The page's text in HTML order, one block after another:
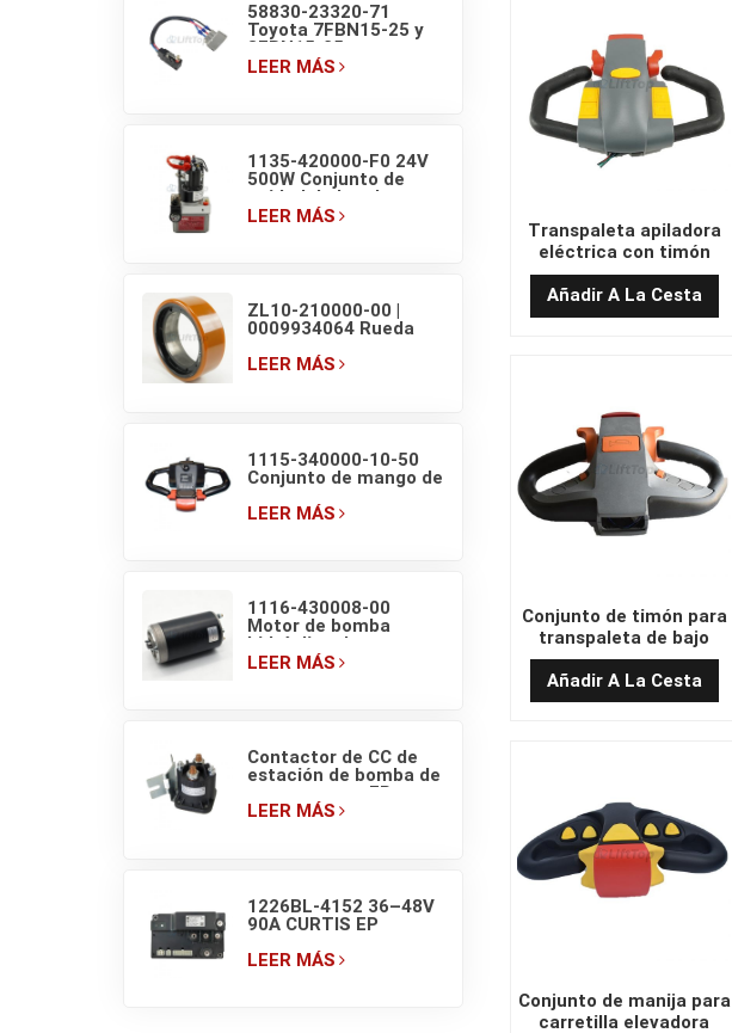
58830-23320-71
Toyota 7FBN15-25 y
8FBN15-25
Microinterruptor de
LEER MÁS
1135-420000-F0 24V
500W Conjunto de
unidad de bomba
hidráulica EP F4 para
LEER MÁS
ZL10-210000-00 |
0009934064 Rueda
transpaleta eléctrica
LEER MÁS
1115-340000-10-50
Conjunto de mango de
interruptores de
LEER MÁS
1116-430008-00
Motor de bomba
hidráulica de
transpaleta eléctrica
LEER MÁS
Contactor de CC de
estación de bomba de
montacargas EP
EPT20-ET ZDJ 4801
LEER MÁS
1226BL-4152 36–48V
90A CURTIS EP
montacargas
LEER MÁS
Transpaleta apiladora
eléctrica con timón
CPD1016
Añadir A La Cesta
Conjunto de timón para
transpaleta de bajo
precio, fabricado en
China TEMO-600
Añadir A La Cesta
Conjunto de manija para
carretilla elevadora